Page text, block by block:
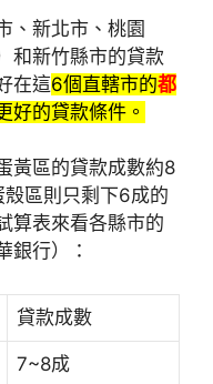
、新北市、桃園
和新竹縣市的貸款
在這6個直轄市的都
好的貸款條件。
黃區的貸款成數約8
區則只剩下6成的
算表來看各縣市的
銀行）：
貸款成數
7~8成